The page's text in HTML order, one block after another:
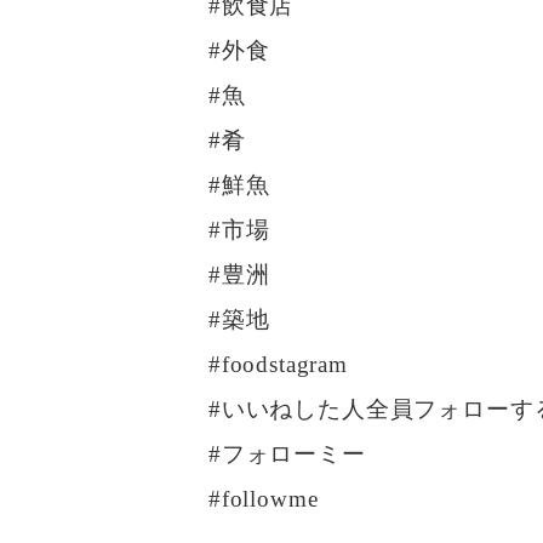
#飲食店
#外食
#魚
#肴
#鮮魚
#市場
#豊洲
#築地
#foodstagram
#いいねした人全員フォローす
#フォローミー
#followme